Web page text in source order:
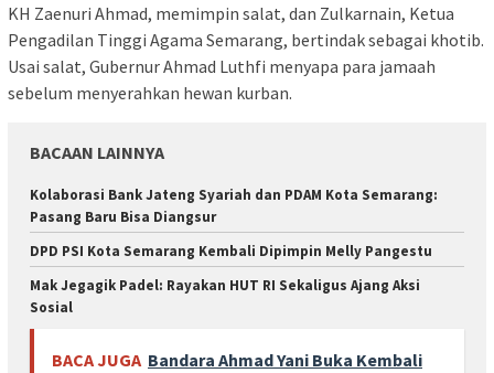
KH Zaenuri Ahmad, memimpin salat, dan Zulkarnain, Ketua
Pengadilan Tinggi Agama Semarang, bertindak sebagai khotib.
Usai salat, Gubernur Ahmad Luthfi menyapa para jamaah
sebelum menyerahkan hewan kurban.
BACAAN LAINNYA
Kolaborasi Bank Jateng Syariah dan PDAM Kota Semarang:
Pasang Baru Bisa Diangsur
DPD PSI Kota Semarang Kembali Dipimpin Melly Pangestu
Mak Jegagik Padel: Rayakan HUT RI Sekaligus Ajang Aksi
Sosial
BACA JUGA Bandara Ahmad Yani Buka Kembali